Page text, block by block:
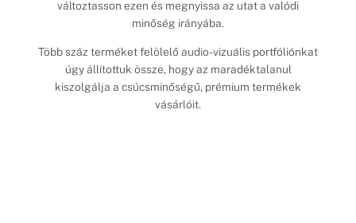
változtasson ezen és megnyissa az utat a valódi
minőség irányába.
Több száz terméket felölelő audio-vizuális portfóliónkat
úgy állítottuk össze, hogy az maradéktalanul
kiszolgálja a csúcsminőségű, prémium termékek
vásárlóit.